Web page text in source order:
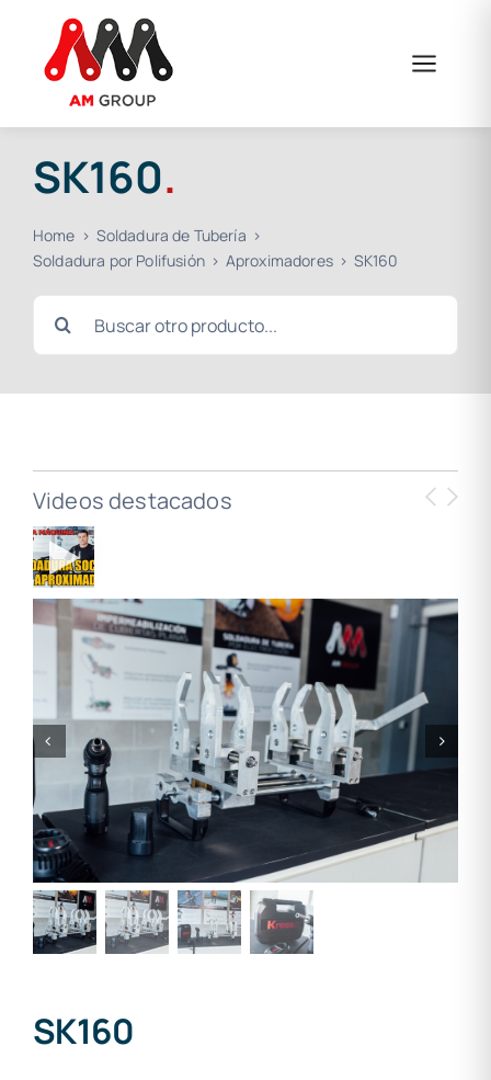
contenido
SK160.
Home
Soldadura de Tubería
Soldadura por Polifusión
Aproximadores SK160
Buscar:
Videos destacados
SK160